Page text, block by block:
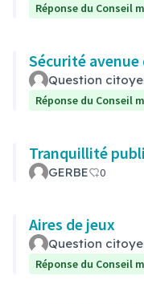
Réponse du Conseil
Sécurité avenue
Question
Réponse du Conseil
Tranquillité
GERBE 0
Aires de jeux
Question
Réponse du Conseil